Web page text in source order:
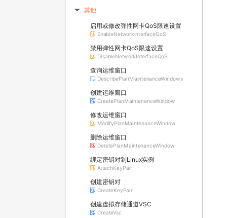
▶ 其他
启用或修改弹性网卡QoS限速设置
EnableNetworkInterfaceQoS
禁用弹性网卡QoS限速设置
DisableNetworkInterfaceQoS
查询运维窗口
DescribePlanMaintenanceWindows
创建运维窗口
CreatePlanMaintenanceWindow
修改运维窗口
ModifyPlanMaintenanceWindow
删除运维窗口
DeletePlanMaintenanceWindow
绑定密钥对到Linux实例
AttachKeyPair
创建密钥对
CreateKeyPair
创建虚拟存储通道VSC
CreateVsc